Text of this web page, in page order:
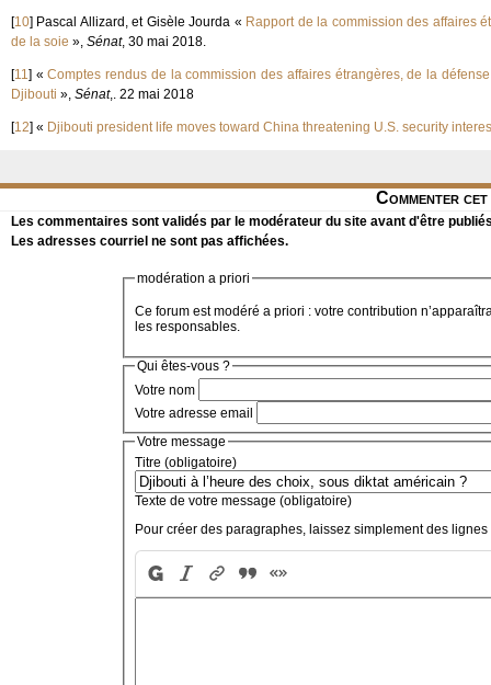
[10] Pascal Allizard, et Gisèle Jourda « Rapport de la commission des affaires
de la soie », Sénat, 30 mai 2018.
[11] «Comptes rendus de la commission des affaires étrangères, de la
Djibouti », Sénat,. 22 mai 2018
[12] « Djibouti president life moves toward China threatening U.S. security
Commenter
Les commentaires sont validés par le modérateur du site avant d'être
Les adresses courriel ne sont pas affichées.
modération a priori
Ce forum est modéré a priori : votre contribution
les responsables.
Qui êtes-vous ?
Votre nom
Votre adresse email
Votre message
Titre (obligatoire)
Texte de votre message (obligatoire)
Pour créer des paragraphes, laissez simplement des lignes